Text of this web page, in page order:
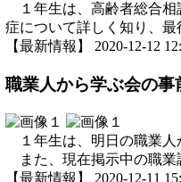
１年生は、高齢者総合相
症について詳しく知り、
【最新情報】 2020-12-12
職業人から学ぶ会の事
１年生は、明日の職業人
また、現在掲示中の職業
【最新情報】 2020-12-11